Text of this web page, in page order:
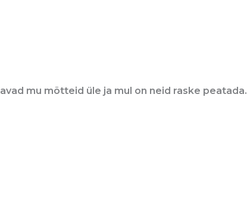
mu mõtteid üle ja mul on neid raske peatada.